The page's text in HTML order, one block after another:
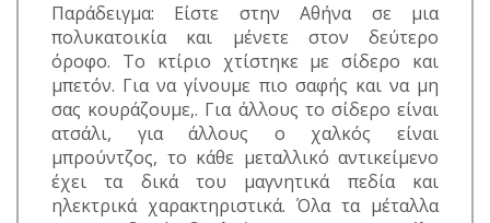
Παράδειγμα: Είστε στην Αθήνα σε μια
πολυκατοικία και μένετε στον δεύτερο
όροφο. Το κτίριο χτίστηκε με σίδερο και
μπετόν. Για να γίνουμε πιο σαφής και να μη
σας κουράζουμε,. Για άλλους το σίδερο είναι
ατσάλι, για άλλους ο χαλκός είναι
μπρούντζος, το κάθε μεταλλικό αντικείμενο
έχει τα δικά του μαγνητικά πεδία και
ηλεκτρικά χαρακτηριστικά. Όλα τα μέταλλα